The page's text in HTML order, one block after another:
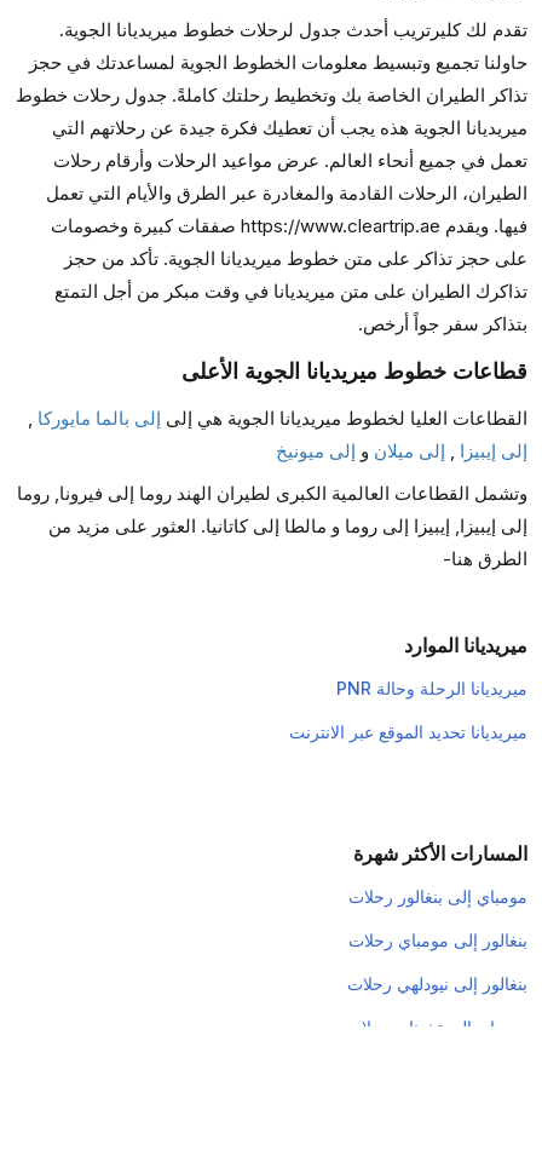
تقدم لك كليرتريب أحدث جدول لرحلات خطوط ميريديانا الجوية.
حاولنا تجميع وتبسيط معلومات الخطوط الجوية لمساعدتك في حجز
تذاكر الطيران الخاصة بك وتخطيط رحلتك كاملةً. جدول رحلات خطوط
ميريديانا الجوية هذه يجب أن تعطيك فكرة جيدة عن رحلاتهم التي
تعمل في جميع أنحاء العالم. عرض مواعيد الرحلات وأرقام رحلات
الطيران، الرحلات القادمة والمغادرة عبر الطرق والأيام التي تعمل
فيها. ويقدم https://www.cleartrip.ae صفقات كبيرة وخصومات
على حجز تذاكر على متن خطوط ميريديانا الجوية. تأكد من حجز
تذاكرك الطيران على متن ميريديانا في وقت مبكر من أجل التمتع
بتذاكر سفر جواً أرخص.
قطاعات خطوط ميريديانا الجوية الأعلى
القطاعات العليا لخطوط ميريديانا الجوية هي إلى إلى بالما مايوركا,
إلى إيبيزا , إلى ميلانو إلى ميونيخ
وتشمل القطاعات العالمية الكبرى لطيران الهند روما إلى فيرونا, روما
إلى إيبيزا, إيبيزا إلى روما و مالطا إلى كاتانيا. العثور على مزيد من
الطرق هنا-
ميريديانا الموارد
ميريديانا الرحلة وحالة PNR
ميريديانا تحديد الموقع عبر الانترنت
المسارات الأكثر شهرة
مومباي إلى بنغالور رحلات
بنغالور إلى مومباي رحلات
بنغالور إلى نيودلهي رحلات
مومباي إلى تشيناي رحلات